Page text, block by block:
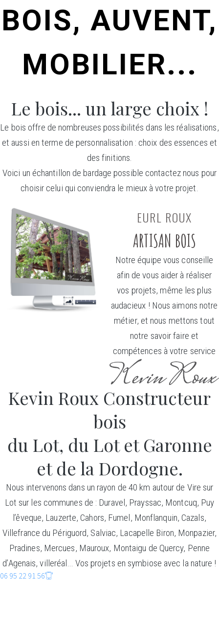
BOIS, AUVENT,
MOBILIER...
Le bois... un large choix !
Le bois offre de nombreuses possibilités dans les réalisations,
et aussi en terme de personnalisation : choix des essences et
des finitions.
Voici un échantillon de bardage possible contactez nous pour
choisir celui qui conviendra le mieux à votre projet.
EURL ROUX
ARTISAN BOIS
Notre équipe vous conseille
afin de vous aider à réaliser
vos projets, même les plus
audacieux ! Nous aimons notre
métier, et nous mettons tout
notre savoir faire et
compétences à votre service
Kevin Roux Constructeur
bois
du Lot, du Lot et Garonne
et de la Dordogne.
Nous intervenons dans un rayon de 40 km autour de Vire sur
Lot sur les communes de : Duravel, Prayssac, Montcuq, Puy
l’êveque, Lauzerte, Cahors, Fumel, Monflanquin, Cazals,
Villefrance du Périguord, Salviac, Lacapelle Biron, Monpazier,
Pradines, Mercues, Mauroux, Montaigu de Quercy, Penne
d’Agenais, villeréal… Vos projets en symbiose avec la nature !
06 95 22 91 56